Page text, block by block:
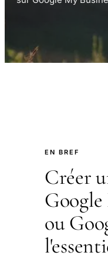
EN BREF
Créer
Google
ou